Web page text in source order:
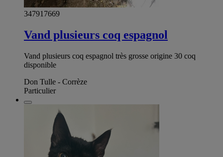
347917669
Vand plusieurs coq espagnol
Vand plusieurs coq espagnol très grosse origine 30 coq
disponible
Don Tulle - Corrèze
Particulier